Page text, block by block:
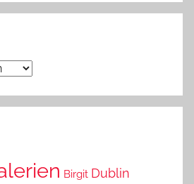
Birgit Dublin